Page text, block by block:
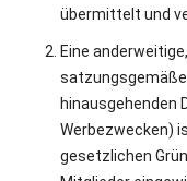
übermittelt und
Eine
hinausgehenden
Werbezwecken)
gesetzlichen